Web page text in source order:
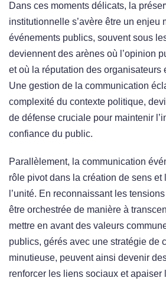
Dans ces moments délicats, la
institutionnelle s’avère être un enjeu
événements publics, souvent sous
deviennent des arènes où l’opinion
et où la réputation des organisateurs
Une gestion de la communication
complexité du contexte politique,
de défense cruciale pour maintenir
confiance du public.
Parallèlement, la communication
rôle pivot dans la création de sens et
l’unité. En reconnaissant les
être orchestrée de manière à
mettre en avant des valeurs
publics, gérés avec une stratégie de
minutieuse, peuvent ainsi devenir
renforcer les liens sociaux et apaiser